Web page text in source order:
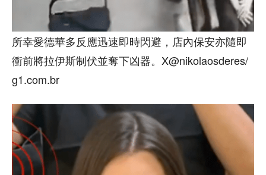
所幸愛德華多反應迅速即時閃避，店內保安亦隨即
衝前將拉伊斯制伏並奪下凶器。X@nikolaosderes/
g1.com.br